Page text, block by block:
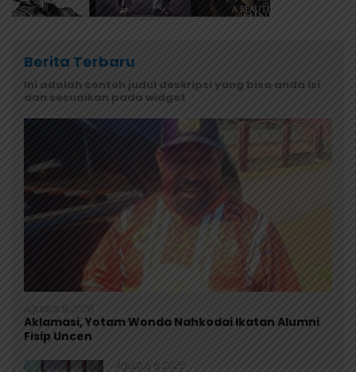
Berita Terbaru
Ini adalah contoh judul deskripsi yang bisa anda isi
dan sesuaikan pada widget
Agustus 9, 2026
Aklamasi, Yotam Wonda Nahkodai Ikatan Alumni
Fisip Uncen
Agustus 8, 2026